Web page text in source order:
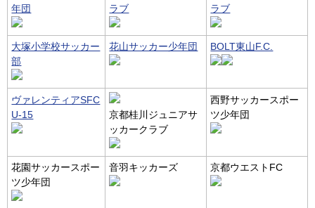
年団
ラブ
ラブ
大塚小学校サッカー
部
花山サッカー少年団 BOLT東山F.C.
ヴァレンティアSFC
U-15
京都桂川ジュニアサ
ッカークラブ
西野サッカースポー
ツ少年団
花園サッカースポー
ツ少年団
音羽キッカーズ 京都ウエストFC